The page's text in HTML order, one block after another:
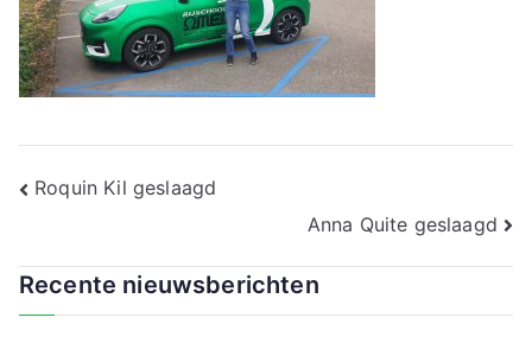
Bericht
Roquin Kil geslaagd
Anna Quite geslaagd
Recente nieuwsberichten